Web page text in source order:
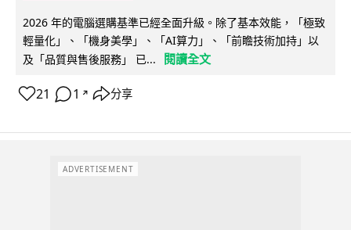
2026 年的電腦選購基準已經全面升級。除了基本效能，「極致
輕量化」、「機身美學」、「AI算力」、「前瞻技術加持」以
及「品質與售後服務」 已...
閱讀全文
21 1 ↗ 分享
ADVERTISEMENT